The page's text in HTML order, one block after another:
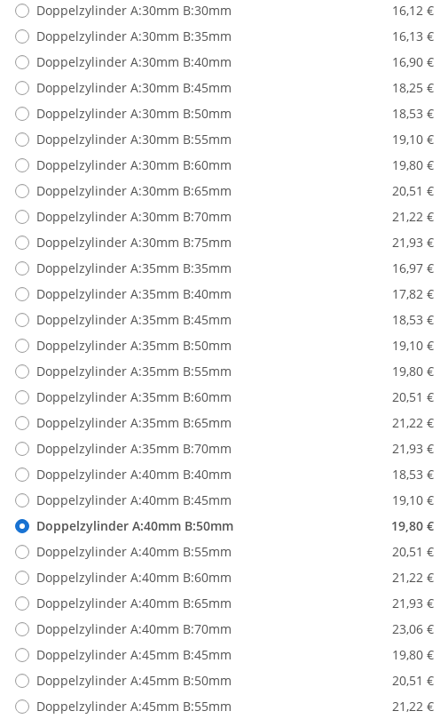
Doppelzylinder A:30mm B:30mm
16,12 €
Doppelzylinder A:30mm B:35mm
16,13 €
Doppelzylinder A:30mm B:40mm
16,90 €
Doppelzylinder A:30mm B:45mm
18,25 €
Doppelzylinder A:30mm B:50mm
18,53 €
Doppelzylinder A:30mm B:55mm
19,10 €
Doppelzylinder A:30mm B:60mm
19,80 €
Doppelzylinder A:30mm B:65mm
20,51 €
Doppelzylinder A:30mm B:70mm
21,22 €
Doppelzylinder A:30mm B:75mm
21,93 €
Doppelzylinder A:35mm B:35mm
16,97 €
Doppelzylinder A:35mm B:40mm
17,82 €
Doppelzylinder A:35mm B:45mm
18,53 €
Doppelzylinder A:35mm B:50mm
19,10 €
Doppelzylinder A:35mm B:55mm
19,80 €
Doppelzylinder A:35mm B:60mm
20,51 €
Doppelzylinder A:35mm B:65mm
21,22 €
Doppelzylinder A:35mm B:70mm
21,93 €
Doppelzylinder A:40mm B:40mm
18,53 €
Doppelzylinder A:40mm B:45mm
19,10 €
Doppelzylinder A:40mm B:50mm
19,80 €
Doppelzylinder A:40mm B:55mm
20,51 €
Doppelzylinder A:40mm B:60mm
21,22 €
Doppelzylinder A:40mm B:65mm
21,93 €
Doppelzylinder A:40mm B:70mm
23,06 €
Doppelzylinder A:45mm B:45mm
19,80 €
Doppelzylinder A:45mm B:50mm
20,51 €
Doppelzylinder A:45mm B:55mm
21,22 €